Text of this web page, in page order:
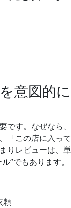
意図的に
です。なぜなら、
「この店に入って
りレビューは、単
”でもあります。
頼